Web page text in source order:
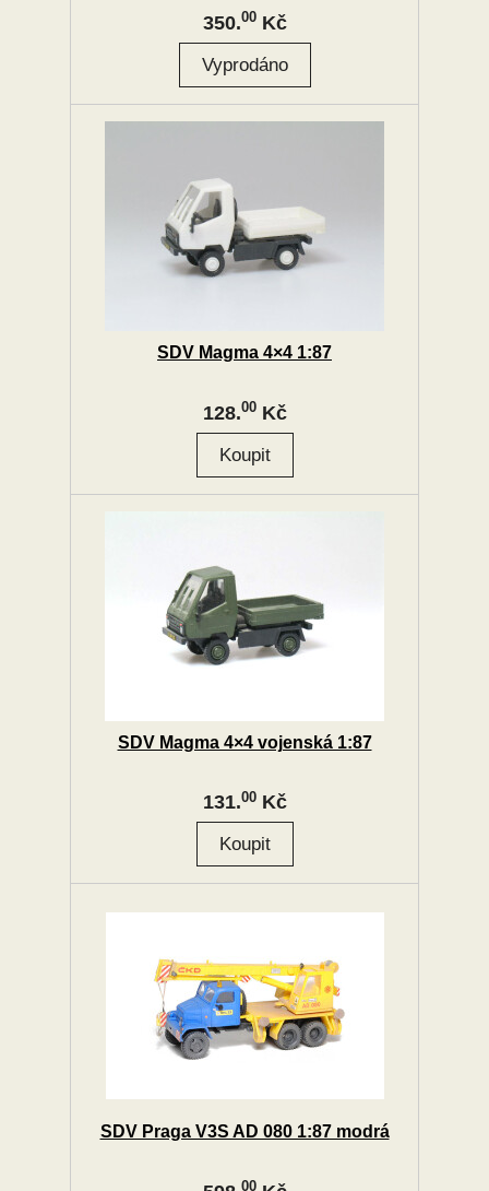
350.00Kč
SDV Magma 4×4 1:87
128.00Kč
SDV Magma 4×4 vojenská 1:87
131.00Kč
SDV Praga V3S AD 080 1:87 modrá
00